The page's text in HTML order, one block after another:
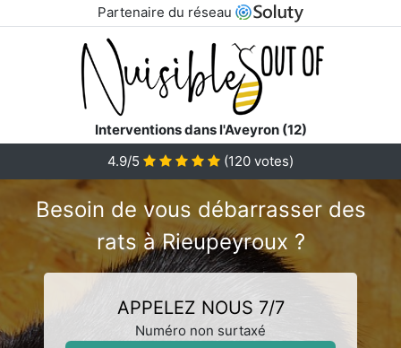
Partenaire du réseau
Interventions dans l'Aveyron (12)
4.9/5 (120 votes)
Besoin de vous débarrasser des
rats à Rieupeyroux ?
APPELEZ NOUS 7/7
Numéro non surtaxé